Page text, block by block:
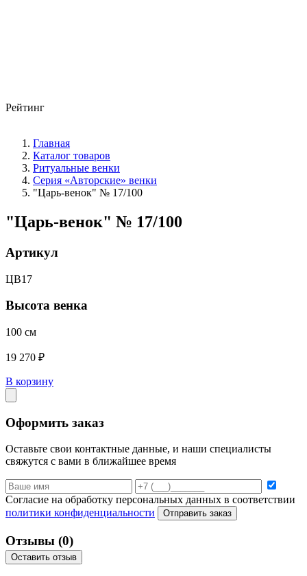
Рейтинг
Главная
Каталог товаров
Ритуальные венки
Серия «Авторские» венки
"Царь-венок" № 17/100
"Царь-венок" № 17/100
Артикул
ЦВ17
Высота венка
100 см
19 270 ₽
В корзину
Оформить заказ
Оставьте свои контактные данные, и наши специалисты
свяжутся с вами в ближайшее время
Согласие на обработку персональных данных в соответствии
политики конфиденциальности
Отправить заказ
Отзывы (0)
Оставить отзыв